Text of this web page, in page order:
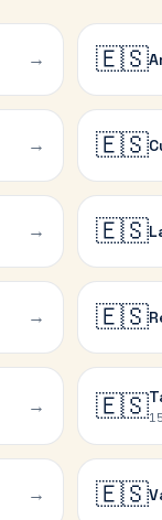
→ 🇪🇸
→ 🇪🇸
→ 🇪🇸
→ 🇪🇸
→ 🇪🇸
→ 🇪🇸